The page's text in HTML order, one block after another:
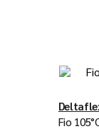
Fio